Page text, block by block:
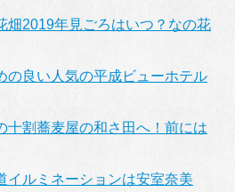
畑2019年見ごろはいつ？なの花
の良い人気の平成ビューホテル
十割蕎麦屋の和さ田へ！前には
イルミネーションは安室奈美